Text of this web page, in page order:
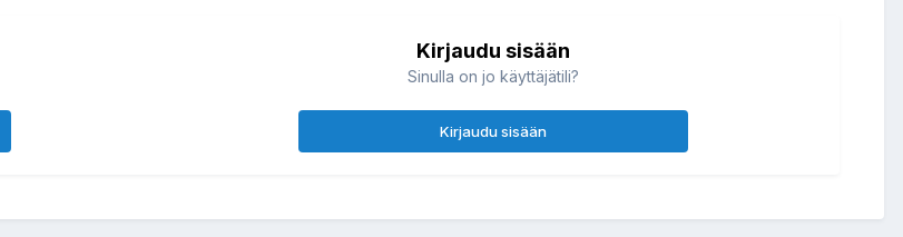
Kirjaudu sisään
Sinulla on jo käyttäjätili?
Kirjaudu sisään